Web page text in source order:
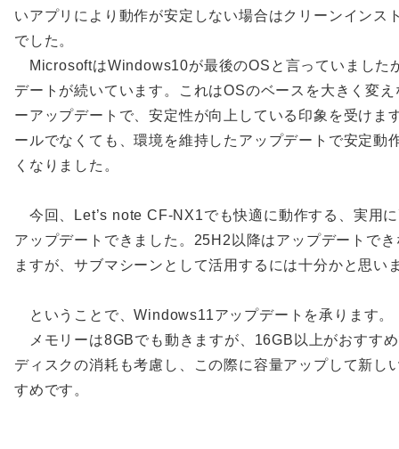
いアプリにより動作が安定しない場合はクリーンインス
でした。
MicrosoftはWindows10が最後のOSと言っていました
デートが続いています。これはOSのベースを大きく変
ーアップデートで、安定性が向上している印象を受けま
ールでなくても、環境を維持したアップデートで安定動
くなりました。
今回、Let’s note CF-NX1でも快適に動作する、実用
アップデートできました。25H2以降はアップデートで
ますが、サブマシーンとして活用するには十分かと思い
ということで、Windows11アップデートを承ります。
メモリーは8GBでも動きますが、16GB以上がおすす
ディスクの消耗も考慮し、この際に容量アップして新し
すめです。